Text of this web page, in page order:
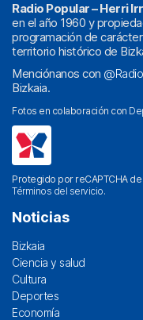
Radio Popular – Herri
en el año 1960 y
programación de
territorio histórico de
Menciónanos con
Bizkaia.
Fotos en colaboración con
Protegido por reCAPTCHA
Términos del servicio.
Noticias
Bizkaia
Ciencia y salud
Cultura
Deportes
Economía